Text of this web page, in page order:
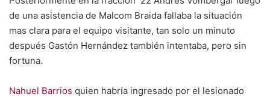
de una asistencia de Malcom Braida fallaba la situación
mas clara para el equipo visitante, tan solo un minuto
después Gastón Hernández también intentaba, pero sin
fortuna.
Nahuel Barrios quien habría ingresado por el lesionado